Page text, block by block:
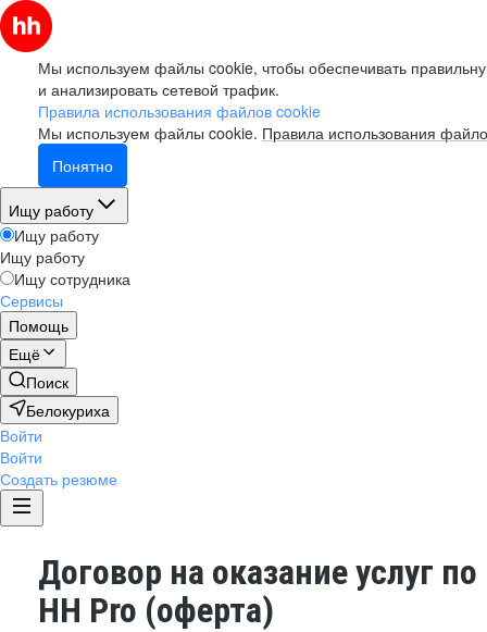
Мы используем файлы cookie, чтобы обеспечивать
и анализировать сетевой трафик.
Правила использования файлов cookie
Мы используем файлы cookie. Правила использования
Понятно
Ищу работу
Ищу работу
Ищу работу
Ищу сотрудника
Сервисы
Помощь
Ещё
Поиск
Белокуриха
Войти
Войти
Создать резюме
Договор на оказание услуг
HH Pro (оферта)